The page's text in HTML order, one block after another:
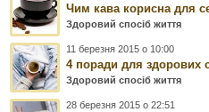
Чим кава корисна для
Здоровий спосіб життя
11 березня 2015 о 10:00
4 поради для здорових
Здоровий спосіб життя
28 березня 2015 о 22:51